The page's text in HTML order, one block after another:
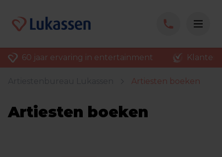
60 jaar ervaring in entertainment
Artiesten boeken
Artiesten boeken